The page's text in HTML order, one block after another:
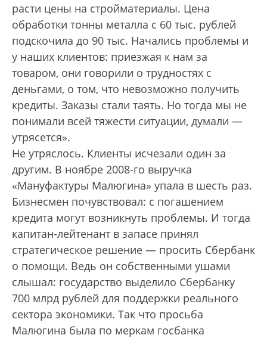
расти цены на стройматериалы. Цена
обработки тонны металла с 60 тыс. рублей
подскочила до 90 тыс. Начались проблемы и
у наших клиентов: приезжая к нам за
товаром, они говорили о трудностях с
деньгами, о том, что невозможно получить
кредиты. Заказы стали таять. Но тогда мы не
понимали всей тяжести ситуации, думали —
утрясется».
Не утряслось. Клиенты исчезали один за
другим. В ноябре 2008-го выручка
«Мануфактуры Малюгина» упала в шесть раз.
Бизнесмен почувствовал: с погашением
кредита могут возникнуть проблемы. И тогда
капитан-лейтенант в запасе принял
стратегическое решение — просить Сбербанк
о помощи. Ведь он собственными ушами
слышал: государство выделило Сбербанку
700 млрд рублей для поддержки реального
сектора экономики. Так что просьба
Малюгина была по меркам госбанка